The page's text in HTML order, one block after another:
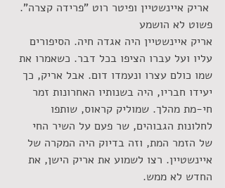
אריק איינשטיין ופיטר רוט "פרידה קצרה".
פשוט לא הושמע
אריק איינשטיין היה אגדה חיה. הסיפורים
עליו ועל עברו הציפו בכל דבר. כשאמרו את
שמו כולם עצרו ונעמדו דום. אבל אריק, כך
יעידו חבריו, היה בשנותיו האחרונות זמר
חי-מת מהלך. שמוליק קראוס, שותפו
לחלונות הגבוהים, שר פעם על השיר החי
של הזמר המת, וזה בדיוק היה המקרה של
איינשטיין. רצו לשמוע את אריק הישן, את
החדש לא ממש.